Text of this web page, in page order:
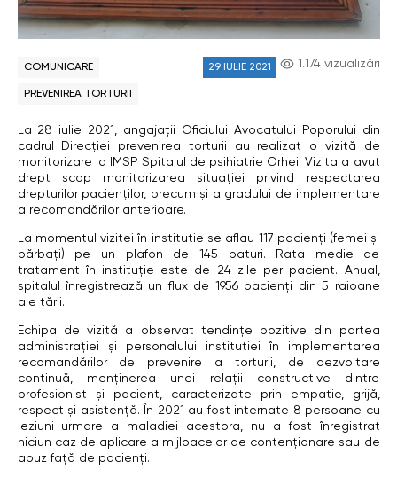
COMUNICARE
PREVENIREA TORTURII
29 IULIE 2021 1.174 vizualizări
La 28 iulie 2021, angajații Oficiului Avocatului Poporului din
cadrul Direcției prevenirea torturii au realizat o vizită de
monitorizare la IMSP Spitalul de psihiatrie Orhei. Vizita a avut
drept scop monitorizarea situației privind respectarea
drepturilor pacienților, precum și a gradului de implementare
a recomandărilor anterioare.
La momentul vizitei în instituție se aflau 117 pacienți (femei și
bărbați) pe un plafon de 145 paturi. Rata medie de
tratament în instituție este de 24 zile per pacient. Anual,
spitalul înregistrează un flux de 1956 pacienți din 5 raioane
ale țării.
Echipa de vizită a observat tendințe pozitive din partea
administrației și personalului instituției în implementarea
recomandărilor de prevenire a torturii, de dezvoltare
continuă, menținerea unei relații constructive dintre
profesionist și pacient, caracterizate prin empatie, grijă,
respect și asistență. În 2021 au fost internate 8 persoane cu
leziuni urmare a maladiei acestora, nu a fost înregistrat
niciun caz de aplicare a mijloacelor de contenționare sau de
abuz față de pacienți.